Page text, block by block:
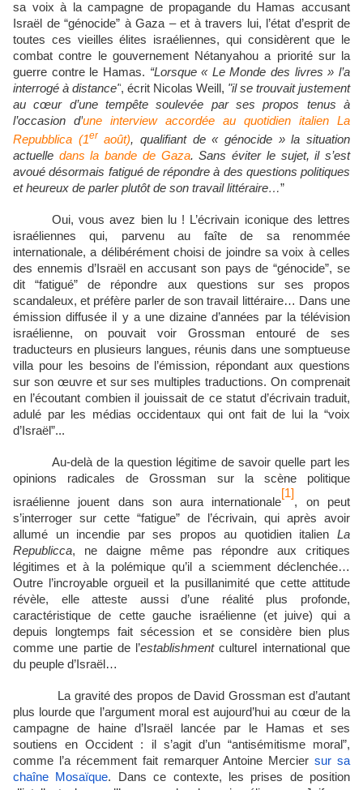
sa voix à la campagne de propagande du Hamas accusant
Israël de “génocide” à Gaza – et à travers lui, l’état d’esprit de
toutes ces vieilles élites israéliennes, qui considèrent que le
combat contre le gouvernement Nétanyahou a priorité sur la
guerre contre le Hamas. “Lorsque « Le Monde des livres » l’a
interrogé à distance", écrit Nicolas Weill, "il se trouvait justement
au cœur d’une tempête soulevée par ses propos tenus à
l’occasion d’une interview accordée au quotidien italien La
Repubblica (1er août), qualifiant de « génocide » la situation
actuelle dans la bande de Gaza. Sans éviter le sujet, il s’est
avoué désormais fatigué de répondre à des questions politiques
et heureux de parler plutôt de son travail littéraire…”
Oui, vous avez bien lu ! L’écrivain iconique des lettres
israéliennes qui, parvenu au faîte de sa renommée
internationale, a délibérément choisi de joindre sa voix à celles
des ennemis d’Israël en accusant son pays de “génocide”, se
dit “fatigué” de répondre aux questions sur ses propos
scandaleux, et préfère parler de son travail littéraire… Dans une
émission diffusée il y a une dizaine d’années par la télévision
israélienne, on pouvait voir Grossman entouré de ses
traducteurs en plusieurs langues, réunis dans une somptueuse
villa pour les besoins de l’émission, répondant aux questions
sur son œuvre et sur ses multiples traductions. On comprenait
en l’écoutant combien il jouissait de ce statut d’écrivain traduit,
adulé par les médias occidentaux qui ont fait de lui la “voix
d’Israël”...
Au-delà de la question légitime de savoir quelle part les
opinions radicales de Grossman sur la scène politique
israélienne jouent dans son aura internationale
[1]
, on peut
s’interroger sur cette “fatigue” de l’écrivain, qui après avoir
allumé un incendie par ses propos au quotidien italien La
Republicca, ne daigne même pas répondre aux critiques
légitimes et à la polémique qu’il a sciemment déclenchée…
Outre l’incroyable orgueil et la pusillanimité que cette attitude
révèle, elle atteste aussi d’une réalité plus profonde,
caractéristique de cette gauche israélienne (et juive) qui a
depuis longtemps fait sécession et se considère bien plus
comme une partie de l’establishmentculturel international que
du peuple d’Israël…
La gravité des propos de David Grossman est d’autant
plus lourde que l’argument moral est aujourd’hui au cœur de la
campagne de haine d’Israël lancée par le Hamas et ses
soutiens en Occident : il s’agit d’un “antisémitisme moral”,
comme l’a récemment fait remarquer Antoine Merciersur sa
chaîne Mosaïque. Dans ce contexte, les prises de position